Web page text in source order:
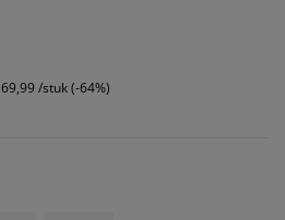
69,99 /stuk (-64%)